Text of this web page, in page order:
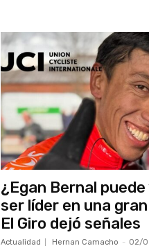
¿Egan Bernal
ser líder en una
El Giro dejó señales
Actualidad Hernan Camacho - 02/